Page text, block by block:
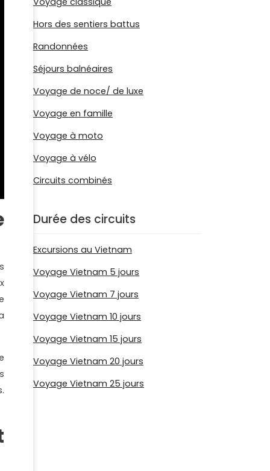
Hors des sentiers battus
Randonnées
Séjours balnéaires
Voyage de noce/ de luxe
Voyage en famille
Voyage à moto
Voyage à vélo
Circuits combinés
Durée des circuits
Excursions au Vietnam
Voyage Vietnam 5 jours
Voyage Vietnam 7 jours
Voyage Vietnam 10 jours
Voyage Vietnam 15 jours
Voyage Vietnam 20 jours
Voyage Vietnam 25 jours